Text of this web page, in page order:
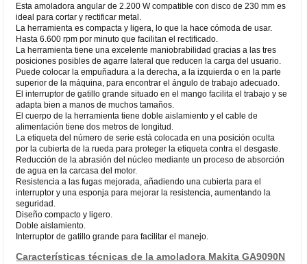
Esta amoladora angular de 2.200 W compatible con disco de 230 mm es
ideal para cortar y rectificar metal.
La herramienta es compacta y ligera, lo que la hace cómoda de usar.
Hasta 6.600 rpm por minuto que facilitan el rectificado.
La herramienta tiene una excelente maniobrabilidad gracias a las tres
posiciones posibles de agarre lateral que reducen la carga del usuario.
Puede colocar la empuñadura a la derecha, a la izquierda o en la parte
superior de la máquina, para encontrar el ángulo de trabajo adecuado.
El interruptor de gatillo grande situado en el mango facilita el trabajo y se
adapta bien a manos de muchos tamaños.
El cuerpo de la herramienta tiene doble aislamiento y el cable de
alimentación tiene dos metros de longitud.
La etiqueta del número de serie está colocada en una posición oculta
por la cubierta de la rueda para proteger la etiqueta contra el desgaste.
Reducción de la abrasión del núcleo mediante un proceso de absorción
de agua en la carcasa del motor.
Resistencia a las fugas mejorada, añadiendo una cubierta para el
interruptor y una esponja para mejorar la resistencia, aumentando la
seguridad.
Diseño compacto y ligero.
Doble aislamiento.
Interruptor de gatillo grande para facilitar el manejo.
Características técnicas de la amoladora Makita GA9090N